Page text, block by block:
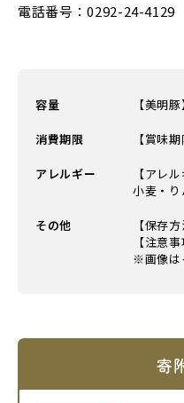
電話番号：0292-24-4129
容量 【美明
消費期限 【賞味
アレルギー
【アレル
小麦・
その他
【保存
【注意事
※画像は
寄